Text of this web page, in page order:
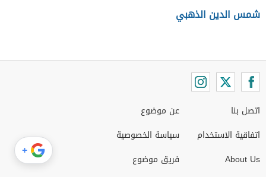
شمس الدين الذهبي
اتصل بنا
اتفاقية الاستخدام
About Us
عن موضوع
سياسة الخصوصية
فريق موضوع
+